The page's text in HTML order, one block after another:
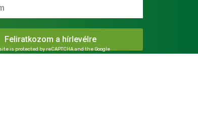
is protected by reCAPTCHA and the Google